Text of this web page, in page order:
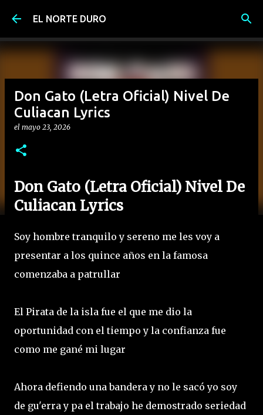
Ir al contenido principal
EL NORTE DURO
Don Gato (Letra Oficial) Nivel De
Culiacan Lyrics
el mayo 23, 2026
Don Gato (Letra Oficial) Nivel De
Culiacan Lyrics
Soy hombre tranquilo y sereno me les voy a
presentar a los quince años en la famosa
comenzaba a patrullar
El Pirata de la isla fue el que me dio la
oportunidad con el tiempo y la confianza fue
como me gané mi lugar
Ahora defiendo una bandera y no le sacó yo soy
de gu'erra y pa el trabajo he demostrado seriedad